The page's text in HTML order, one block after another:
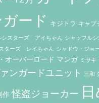
ード キジトラ キャプ
シスターズ アイちゃん シャッフル
ターズ レイちゃん シャドウ・ジョ
オーバーロード マンガ ミサキ
ンガードユニット 三和
作 怪盗ジョーカー